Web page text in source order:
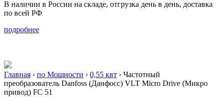
В наличии в России на складе, отгрузка день в день, доставка
по всей РФ
подробнее
Главная › по Мощности › 0,55 квт › Частотный
преобразователь Danfoss (Данфосс) VLT Micro Drive (Микро
привод) FC 51